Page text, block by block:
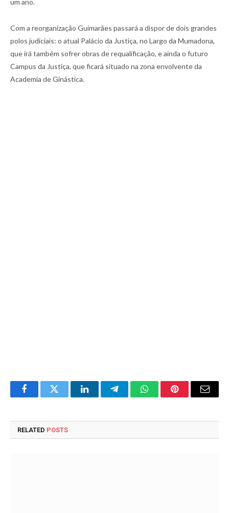
um ano.
Com a reorganização Guimarães passará a dispor de dois grandes
polos judiciais: o atual Palácio da Justiça, no Largo da Mumadona,
que irá também sofrer obras de requalificação, e ainda o futuro
Campus da Justiça, que ficará situado na zona envolvente da
Academia de Ginástica.
FacebookTwitter LinkedInTelegramWhatsAppPinterestEmail
RELATED POSTS